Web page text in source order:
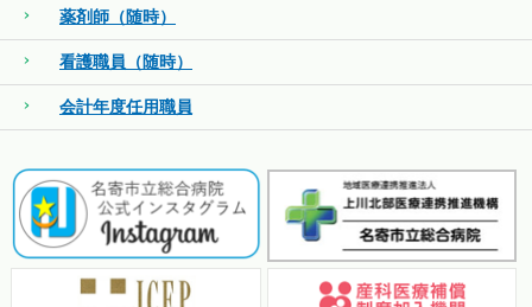
薬剤師（随時）
看護職員（随時）
会計年度任用職員